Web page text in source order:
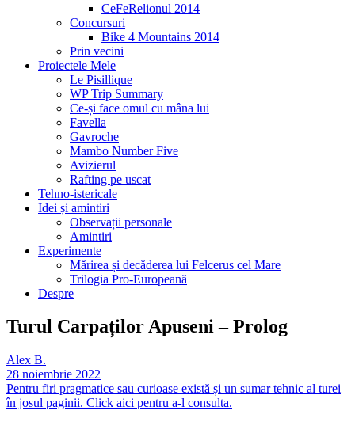
CeFeRelionul 2014
Concursuri
Bike 4 Mountains 2014
Prin vecini
Proiectele Mele
Le Pisillique
WP Trip Summary
Ce-și face omul cu mâna lui
Favella
Gavroche
Mambo Number Five
Avizierul
Rafting pe uscat
Tehno-istericale
Idei și amintiri
Observații personale
Amintiri
Experimente
Mărirea și decăderea lui Felcerus cel Mare
Trilogia Pro-Europeană
Despre
Turul Carpaților Apuseni – Prolog
Alex B.
28 noiembrie 2022
Pentru firi pragmatice sau curioase există și un sumar tehnic al turei
în josul paginii. Click aici pentru a-l consulta.